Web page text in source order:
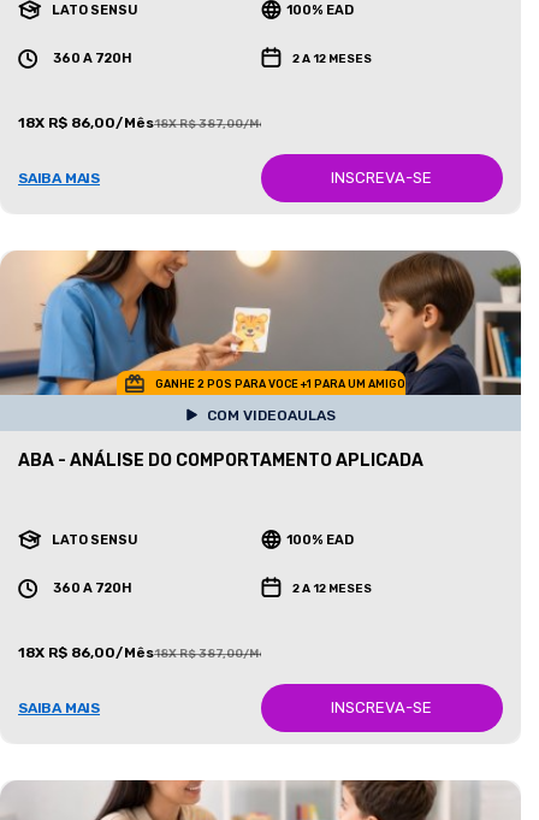
LATO SENSU 100% EAD
360 A 720H 2 A 12 MESES
18X R$ 86,00/Mês18X R$ 387,00/Mês
SAIBA MAIS INSCREVA-SE
GANHE 2 POS PARA VOCE +1 PARA UM AMIGO
COM VIDEOAULAS
ABA - ANÁLISE DO COMPORTAMENTO APLICADA
LATO SENSU 100% EAD
360 A 720H 2 A 12 MESES
18X R$ 86,00/Mês18X R$ 387,00/Mês
SAIBA MAIS INSCREVA-SE